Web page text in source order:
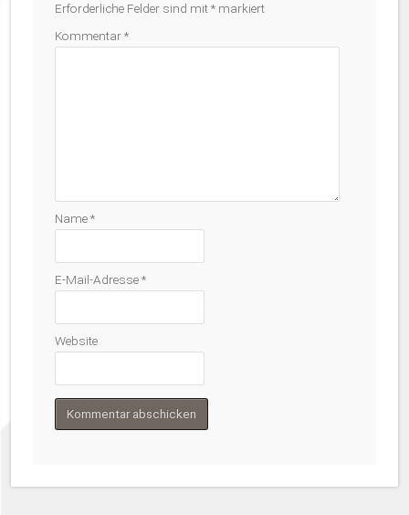
Erforderliche Felder sind mit* markiert
Kommentar*
Name*
E-Mail-Adresse*
Website